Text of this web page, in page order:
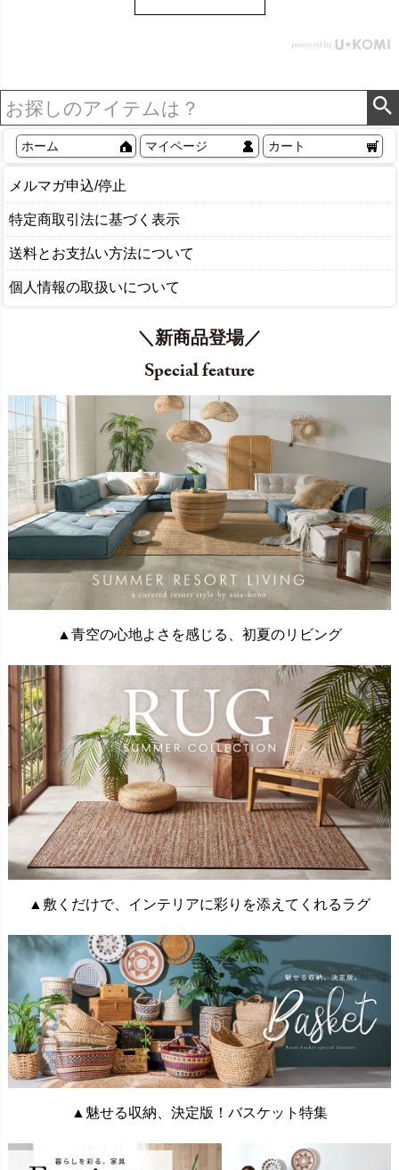
リア アジアン [84302] ホ
ホーム マイページ カート
メルマガ申込/停止
特定商取引法に基づく表示
送料とお支払い方法について
個人情報の取扱いについて
＼新商品登場／
Special feature
▲青空の心地よさを感じる、初夏のリビング
▲敷くだけで、インテリアに彩りを添えてくれるラグ
▲魅せる収納、決定版！バスケット特集